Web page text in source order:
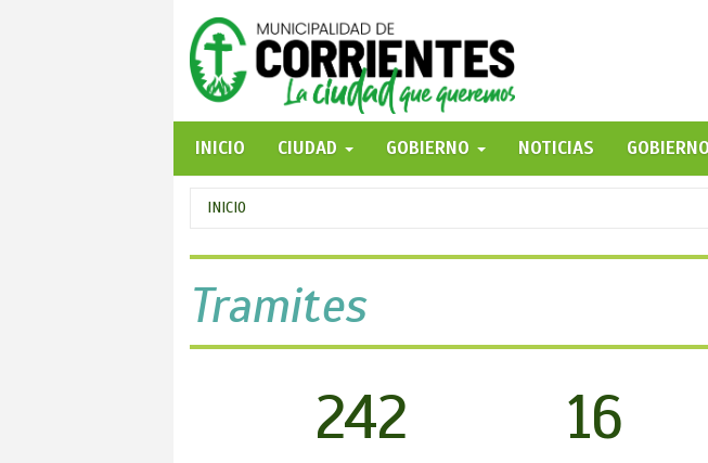
INICIO
CIUDAD GOBIERNO NOTICIAS
Se
encuentra
usted
aquí
INICIO
Tramites
242 16